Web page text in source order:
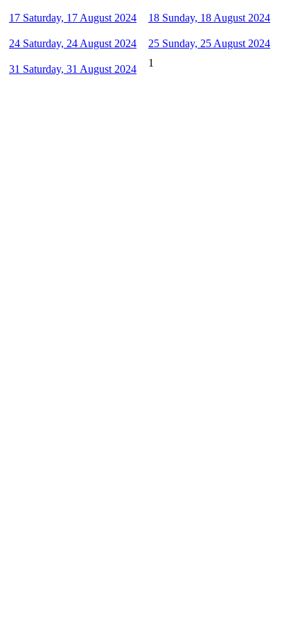
17 Saturday, 17 August 2024 18 Sunday, 18 August 2024
24 Saturday, 24 August 2024 25 Sunday, 25 August 2024
31 Saturday, 31 August 2024
1